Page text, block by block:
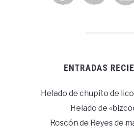
ENTRADAS
Helado de chupito de
Helado de
Roscón de Reyes de